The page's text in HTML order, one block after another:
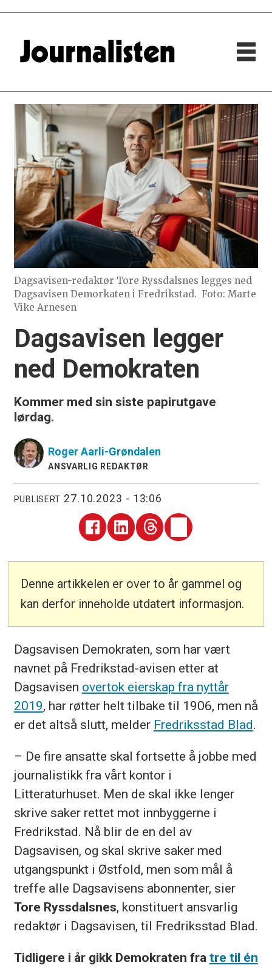
Dagsavisen-redaktør Tore Ryssdalsnes legges ned
Dagsavisen Demorkaten i Fredrikstad. Foto: Marte
Vike Arnesen
Dagsavisen legger
ned Demokraten
Kommer med sin siste papirutgave
lørdag.
RogerAarli-Grøndalen
ANSVARLIG REDAKTØR
PUBLISERT 27.10.2023 - 13:06
Denne artikkelen er over to år gammel og
kan derfor inneholde utdatert informasjon.
Dagsavisen Demokraten, som har vært
navnet på Fredrikstad-avisen etter at
Dagsavisen overtok eierskap fra nyttår
2019, har røtter helt tilbake til 1906, men nå
er det altså slutt, melder Fredriksstad Blad.
– De fire ansatte skal fortsette å jobbe med
journalistikk fra vårt kontor i
Litteraturhuset. Men de skal ikke lenger
skrive saker rettet mot innbyggerne i
Fredrikstad. Nå blir de en del av
Dagsavisen, og skal skrive saker med
utgangspunkt i Østfold, men som mål å
treffe alle Dagsavisens abonnenter, sier
Tore Ryssdalsnes, konstituert ansvarlig
redaktør i Dagsavisen, til Fredriksstad Blad.
Tidligere i år gikk Demokraten fra tre til én